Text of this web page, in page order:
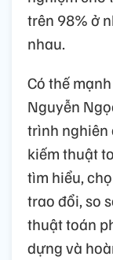
trên 98% ở
nhau.
Có thế
Nguyễn
trình nghiên
kiếm thuật
tìm hiểu,
trao đổi, so
thuật toán
dựng và